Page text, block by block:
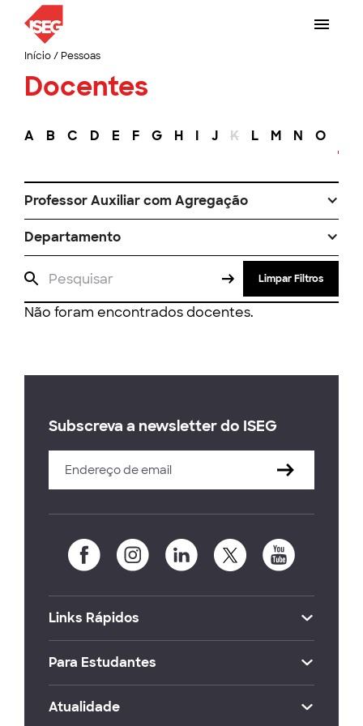
Início/ Pessoas
Docentes
A B C D E F G H I J K L M N O
Professor Auxiliar com Agregação
Departamento
Limpar Filtros
Não foram encontrados docentes.
Subscreva a newsletter do ISEG
Links Rápidos
Para Estudantes
Atualidade